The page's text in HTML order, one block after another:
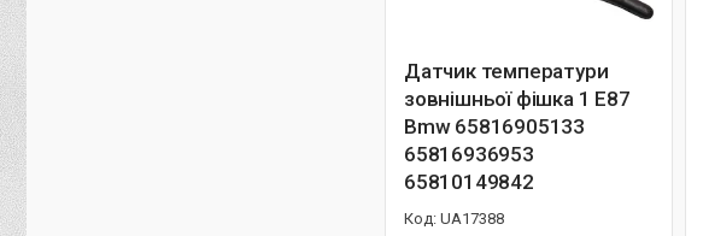
Датчик температури
зовнішньої фішка 1 E87
Bmw 65816905133
65816936953
65810149842
UA17388